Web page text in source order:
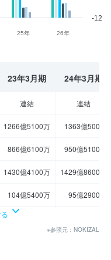
25年 26年
-12
23年3月期 24年3月期
連結 連結
1266億5100万 1363億500万
866億6100万 950億5100万
1430億4100万 1429億8600万
104億5400万 95億2900万
※参照元：NOKIZAL